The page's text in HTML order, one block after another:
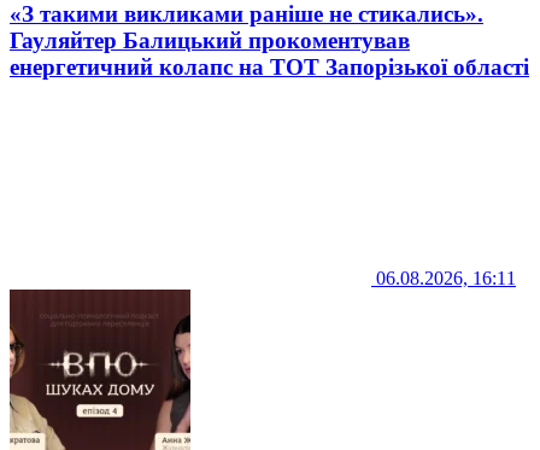
«З такими викликами раніше не стикались».
Гауляйтер Балицький прокоментував
енергетичний колапс на ТОТ Запорізької області
06.08.2026, 16:11